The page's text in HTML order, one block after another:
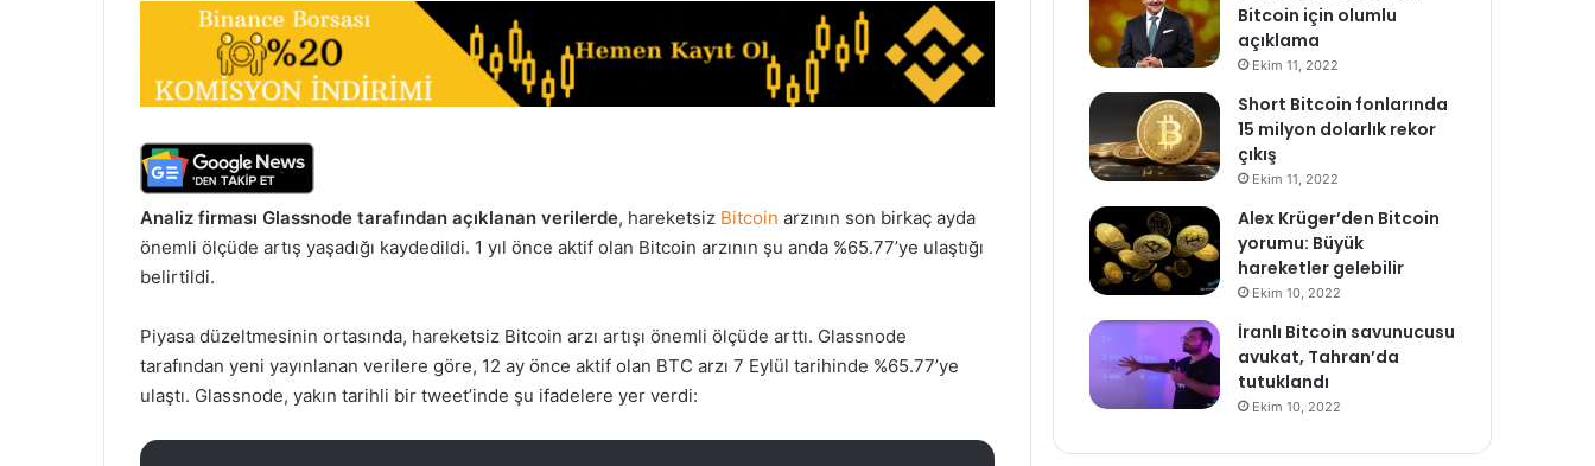
Analiz firması Glassnode tarafından açıklanan verilerde, hareketsiz Bitcoin arzının son birkaç ayda
önemli ölçüde artış yaşadığı kaydedildi. 1 yıl önce aktif olan Bitcoin arzının şu anda %65.77’ye ulaştığı
belirtildi.
Piyasa düzeltmesinin ortasında, hareketsiz Bitcoin arzı artışı önemli ölçüde arttı. Glassnode
tarafından yeni yayınlanan verilere göre, 12 ay önce aktif olan BTC arzı 7 Eylül tarihinde %65.77’ye
ulaştı. Glassnode, yakın tarihli bir tweet’inde şu ifadelere yer verdi:
Bitcoin için olumlu
açıklama
Ekim 11, 2022
Short Bitcoin fonlarında
15 milyon dolarlık rekor
çıkış
Ekim 11, 2022
Alex Krüger’den Bitcoin
yorumu: Büyük
hareketler gelebilir
Ekim 10, 2022
İranlı Bitcoin savunucusu
avukat, Tahran’da
tutuklandı
Ekim 10, 2022